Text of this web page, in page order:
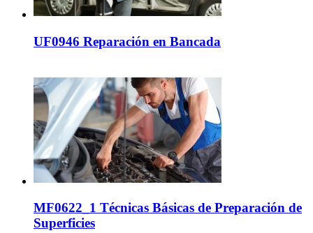
UF0946 Reparación en Bancada
MF0622_1 Técnicas Básicas de Preparación de
Superficies